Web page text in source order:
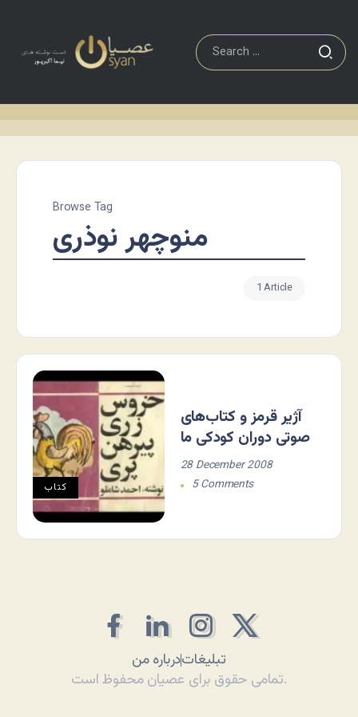
Browse Tag
منوچهر نوذری
1 Article
کتاب
آژیر قرمز و کتاب‌های
صوتی دوران کودکی ما
28 December 2008
5 Comments
درباره منتبلیغات
تمامی حقوق برای عصیان محفوظ است.